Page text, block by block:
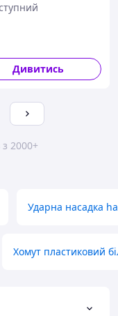
(чорна)
Дивитись
2000+
Ударна насадка
Хомут пластиковий